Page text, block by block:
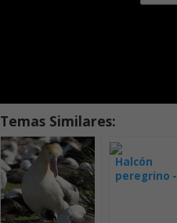
Temas Similares:
Halcón
peregrino -